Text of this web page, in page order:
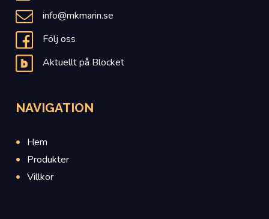
info@mkmarin.se
Följ oss
Aktuellt på Blocket
NAVIGATION
Hem
Produkter
Villkor